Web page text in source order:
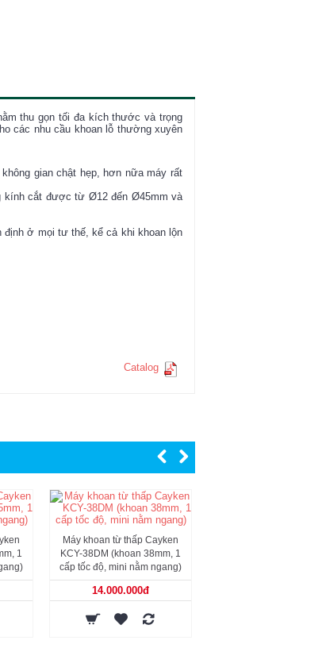
thu gọn tối đa kích thước và trọng
các nhu cầu khoan lỗ thường xuyên
gian chật hẹp, hơn nữa máy rất
cắt được từ Ø12 đến Ø45mm và
ở mọi tư thế, kể cả khi khoan lộn
Catalog
1
Máy khoan từ thấp Cayken
KCY-38DM (khoan 38mm, 1
cấp tốc độ, mini nằm ngang)
14.000.000đ